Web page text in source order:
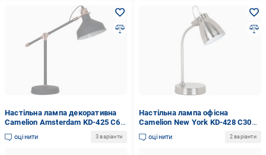
Настільна лампа декоративна
Camelion Amsterdam KD-425 C62
1x40 Вт E27 мідь/чорний
оцінити 3 варіанти
Настільна лампа офісна
Camelion New York KD-428 C30
1x40 Вт E27 хром
оцінити 2 варіанти